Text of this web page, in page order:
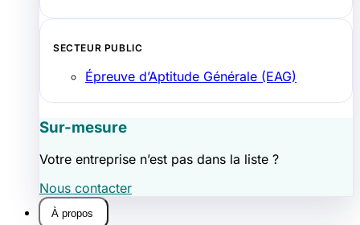
SECTEUR PUBLIC
Épreuve d’Aptitude Générale (EAG)
Sur-mesure
Votre entreprise n’est pas dans la liste ?
Nous contacter
À propos